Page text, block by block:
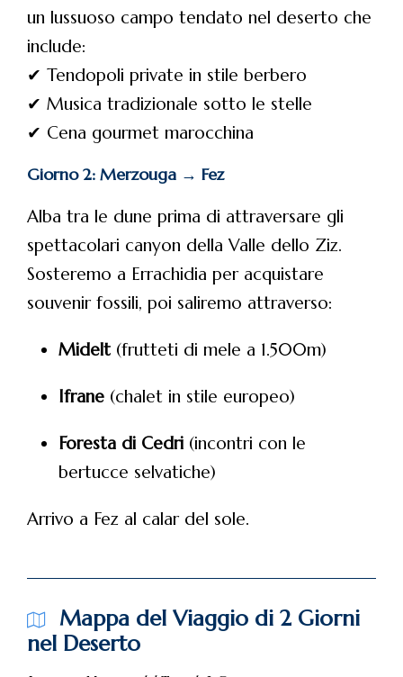
un lussuoso campo tendato nel deserto che
include:
✔ Tendopoli private in stile berbero
✔ Musica tradizionale sotto le stelle
✔ Cena gourmet marocchina
Giorno 2: Merzouga → Fez
Alba tra le dune prima di attraversare gli
spettacolari canyon della Valle dello Ziz.
Sosteremo a Errachidia per acquistare
souvenir fossili, poi saliremo attraverso:
Midelt(frutteti di mele a 1.500m)
Ifrane (chalet in stile europeo)
Foresta di Cedri (incontri con le
bertucce selvatiche)
Arrivo a Fez al calar del sole.
Mappa del Viaggio di 2 Giorni
nel Deserto